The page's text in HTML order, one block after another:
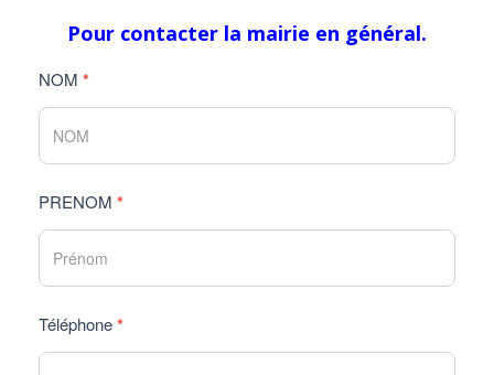
Pour contacter la mairie en général.
CONTACT
MAIRIE
NOM *
PRENOM *
Téléphone*